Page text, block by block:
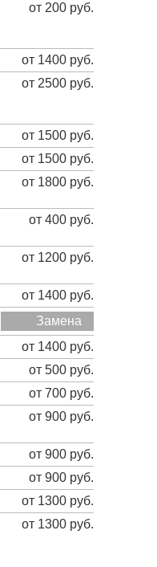
от 200 руб.
от 1400 руб.
от 2500 руб.
от 1500 руб.
от 1500 руб.
от 1800 руб.
от 400 руб.
от 1200 руб.
от 1400 руб.
Замена
от 1400 руб.
от 500 руб.
от 700 руб.
от 900 руб.
от 900 руб.
от 900 руб.
от 1300 руб.
от 1300 руб.